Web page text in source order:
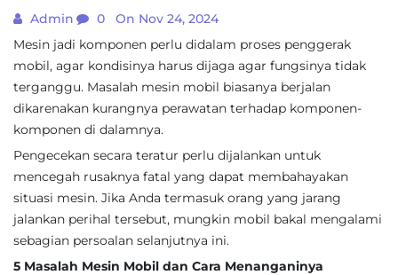
Admin 0
On Nov 24, 2024
Mesin jadi komponen perlu didalam proses penggerak
mobil, agar kondisinya harus dijaga agar fungsinya tidak
terganggu. Masalah mesin mobil biasanya berjalan
dikarenakan kurangnya perawatan terhadap komponen-
komponen di dalamnya.
Pengecekan secara teratur perlu dijalankan untuk
mencegah rusaknya fatal yang dapat membahayakan
situasi mesin. Jika Anda termasuk orang yang jarang
jalankan perihal tersebut, mungkin mobil bakal mengalami
sebagian persoalan selanjutnya ini.
5 Masalah Mesin Mobil dan Cara Menanganinya